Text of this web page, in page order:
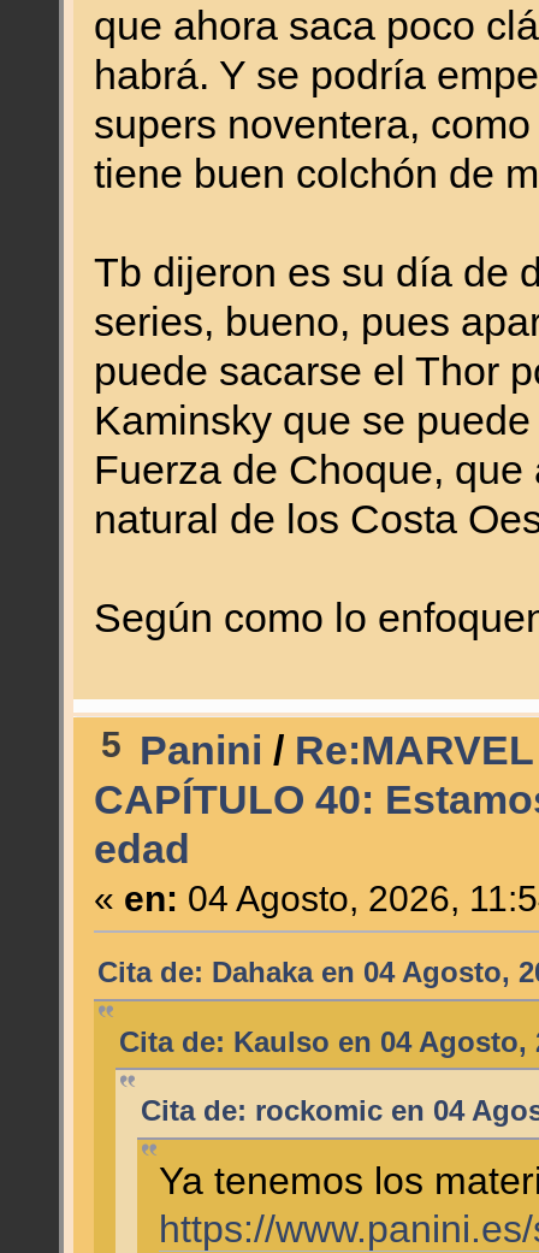
que ahora saca poco
habrá. Y se podría
supers noventera,
tiene buen colchón de
Tb dijeron es su día de
series, bueno, pues
puede sacarse el Thor
Kaminsky que se
Fuerza de Choque,
natural de los Costa
Según como lo
5 Panini /
CAPÍTULO 40:
edad
« en: 04 Agosto, 2026,
Cita de: Dahaka en 04 Agosto,
Cita de: Kaulso en 04 Agosto,
Cita de: rockomic en 04
Ya tenemos los
https://